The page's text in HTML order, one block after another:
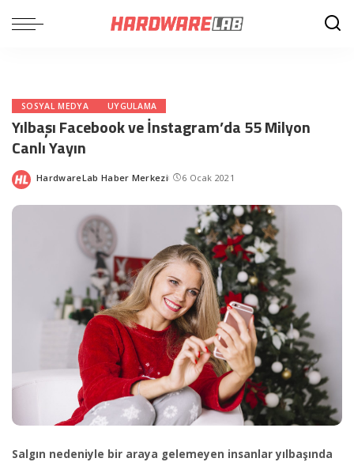
SOSYAL MEDYA UYGULAMA
Yılbaşı Facebook ve İnstagram’da 55 Milyon
Canlı Yayın
Posted
HardwareLab Haber Merkezi 6 Ocak 2021
Salgın nedeniyle bir araya gelemeyen insanlar yılbaşında